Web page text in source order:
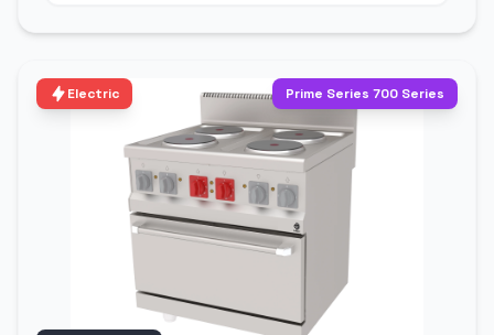
Electric Prime Series 700 Series